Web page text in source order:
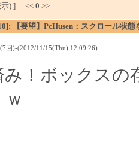
示) ] << 0 >>
【要望】PcHusen：スクロール状態
回)-(2012/11/15(Thu) 12:09:26)
み！ボックスの